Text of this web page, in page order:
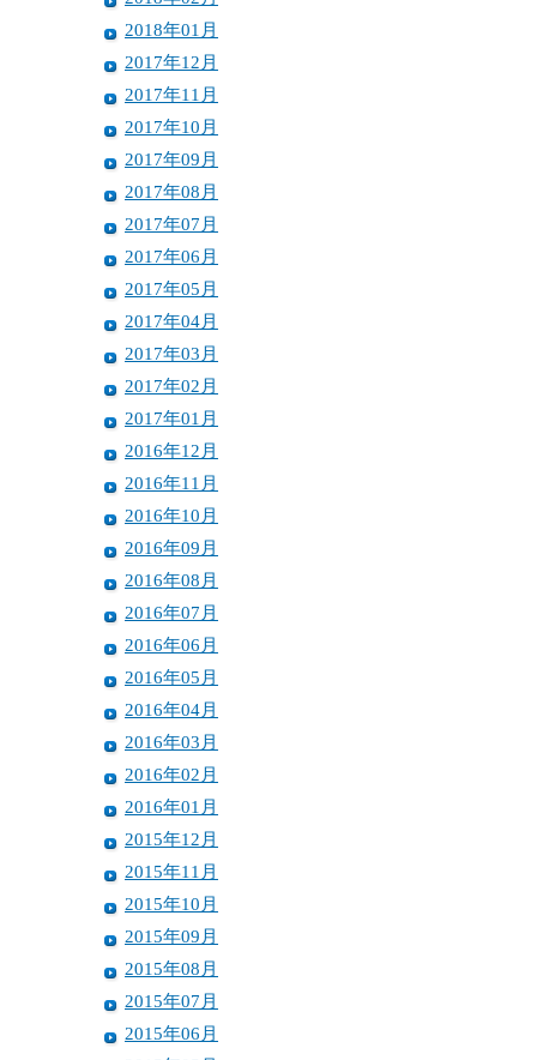
2018年01月
2017年12月
2017年11月
2017年10月
2017年09月
2017年08月
2017年07月
2017年06月
2017年05月
2017年04月
2017年03月
2017年02月
2017年01月
2016年12月
2016年11月
2016年10月
2016年09月
2016年08月
2016年07月
2016年06月
2016年05月
2016年04月
2016年03月
2016年02月
2016年01月
2015年12月
2015年11月
2015年10月
2015年09月
2015年08月
2015年07月
2015年06月